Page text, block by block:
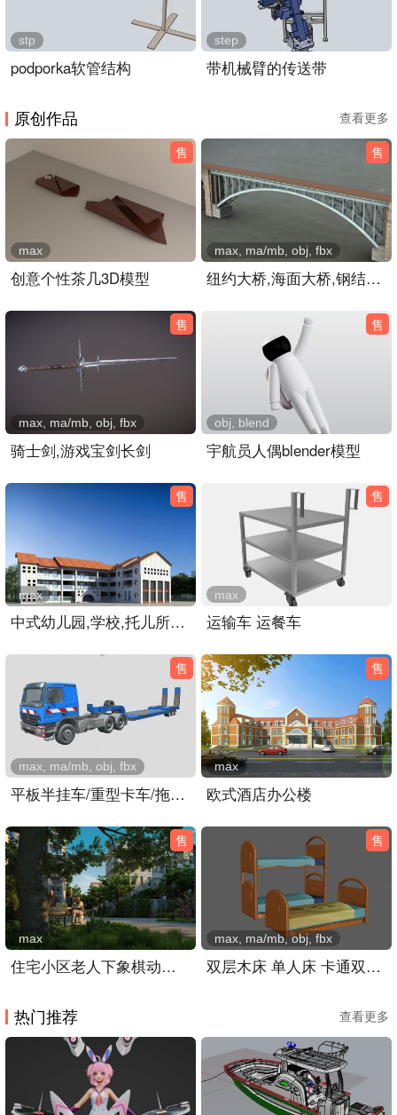
podporka软管结构
stp
带机械臂的传送带
step
原创作品
查看更多
售
创意个性茶几3D模型
max
售
纽约大桥,海面大桥,钢结构公路大桥3dmaya模型
max, ma/mb, obj, fbx
售
骑士剑,游戏宝剑长剑
max, ma/mb, obj, fbx
售
宇航员人偶blender模型
obj, blend
售
中式幼儿园,学校,托儿所教学楼3dmax模型
max
售
运输车 运餐车
max
售
平板半挂车/重型卡车/拖车/平板车
max, ma/mb, obj, fbx
售
欧式酒店办公楼
max
售
住宅小区老人下象棋动画,老人休闲生活场景
max
售
双层木床 单人床 卡通双人床
max, ma/mb, obj, fbx
热门推荐 查看更多